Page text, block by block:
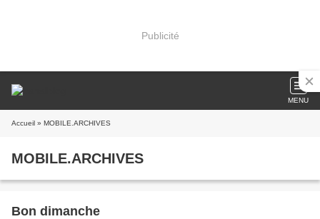
Publicité
MENU
Accueil » MOBILE.ARCHIVES
MOBILE.ARCHIVES
Bon dimanche